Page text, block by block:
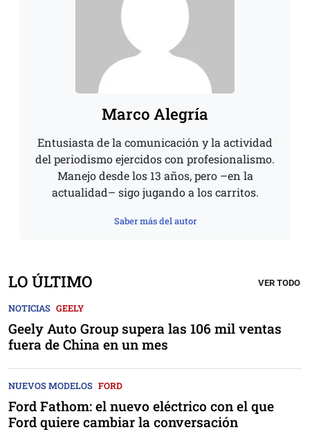
Marco Alegría
Entusiasta de la comunicación y la actividad
del periodismo ejercidos con profesionalismo.
Manejo desde los 13 años, pero –en la
actualidad– sigo jugando a los carritos.
Saber más del autor
LO ÚLTIMO VER TODO
NOTICIAS GEELY
Geely Auto Group supera las 106 mil ventas
fuera de China en un mes
NUEVOS MODELOS FORD
Ford Fathom: el nuevo eléctrico con el que
Ford quiere cambiar la conversación